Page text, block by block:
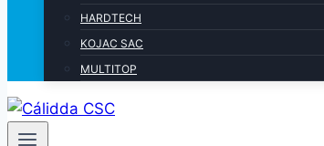
HARDTECH
KOJAC SAC
MULTITOP